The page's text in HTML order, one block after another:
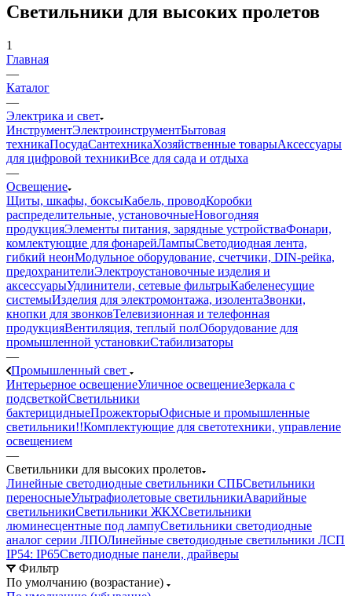
Светильники для высоких пролетов
1
Главная
—
Каталог
—
Электрика и свет
ИнструментЭлектроинструментБытовая
техникаПосудаСантехникаХозяйственные товарыАксессуары
для цифровой техникиВсе для сада и отдыха
—
Освещение
Щиты, шкафы, боксыКабель, проводКоробки
распределительные, установочныеНовогодняя
продукцияЭлементы питания, зарядные устройстваФонари,
комлектующие для фонарейЛампыСветодиодная лента,
гибкий неонМодульное оборудование, счетчики, DIN-рейка,
предохранителиЭлектроустановочные изделия и
аксессуарыУдлинители, сетевые фильтрыКабеленесущие
системыИзделия для электромонтажа, изолентаЗвонки,
кнопки для звонковТелевизионная и телефонная
продукцияВентиляция, теплый полОборудование для
промышленной установкиСтабилизаторы
—
Промышленный свет
Интерьерное освещениеУличное освещениеЗеркала с
подсветкойСветильники
бактерицидныеПрожекторыОфисные и промышленные
светильники!!Комплектующие для светотехники, управление
освещением
—
Светильники для высоких пролетов
Линейные светодиодные светильники СПБСветильники
переносныеУльтрафиолетовые светильникиАварийные
светильникиСветильники ЖКХСветильники
люминесцентные под лампуСветильники светодиодные
аналог серии ЛПОЛинейные светодиодные светильники ЛСП
IP54: IP65Светодиодные панели, драйверы
Фильтр
По умолчанию (возрастание)